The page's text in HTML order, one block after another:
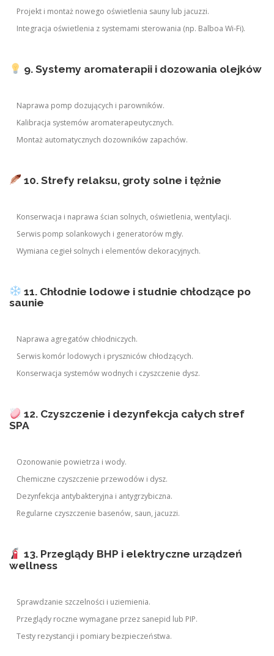
Projekt i montaż nowego oświetlenia sauny lub jacuzzi.
Integracja oświetlenia z systemami sterowania (np. Balboa Wi-Fi).
9. Systemy aromaterapii i dozowania olejków
Naprawa pomp dozujących i parowników.
Kalibracja systemów aromaterapeutycznych.
Montaż automatycznych dozowników zapachów.
10. Strefy relaksu, groty solne i tężnie
Konserwacja i naprawa ścian solnych, oświetlenia, wentylacji.
Serwis pomp solankowych i generatorów mgły.
Wymiana cegieł solnych i elementów dekoracyjnych.
11. Chłodnie lodowe i studnie chłodzące po
saunie
Naprawa agregatów chłodniczych.
Serwis komór lodowych i pryszniców chłodzących.
Konserwacja systemów wodnych i czyszczenie dysz.
12. Czyszczenie i dezynfekcja całych stref
SPA
Ozonowanie powietrza i wody.
Chemiczne czyszczenie przewodów i dysz.
Dezynfekcja antybakteryjna i antygrzybiczna.
Regularne czyszczenie basenów, saun, jacuzzi.
13. Przeglądy BHP i elektryczne urządzeń
wellness
Sprawdzanie szczelności i uziemienia.
Przeglądy roczne wymagane przez sanepid lub PIP.
Testy rezystancji i pomiary bezpieczeństwa.